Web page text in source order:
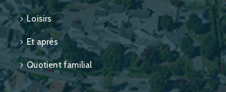
Loisirs
Et après
Quotient familial